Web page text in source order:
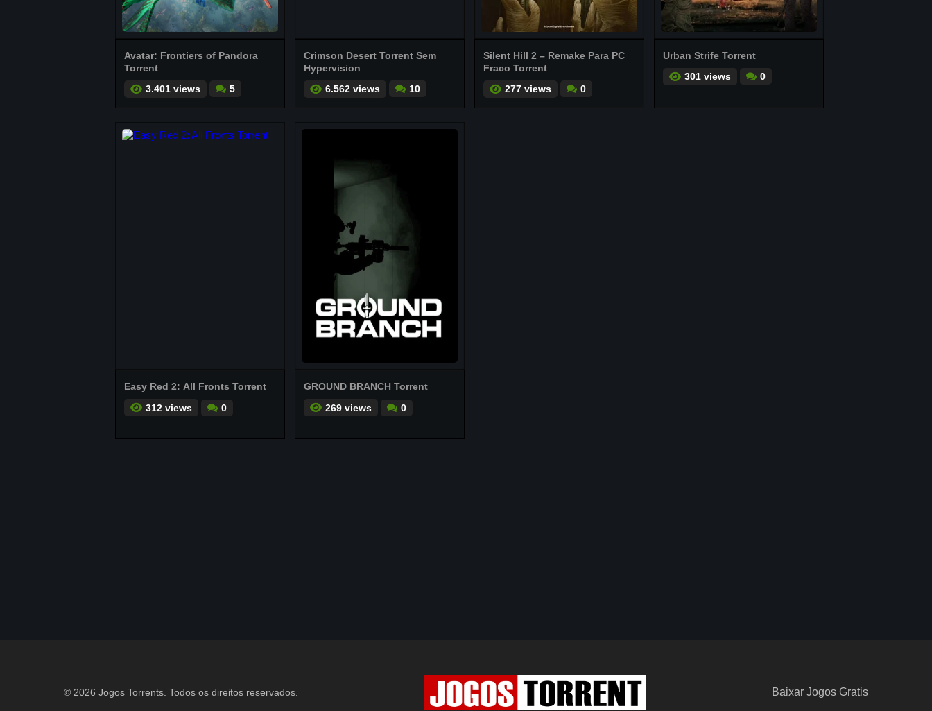
Avatar: Frontiers of Pandora
Torrent
3.401 views
5
Crimson Desert Torrent Sem
Hypervision
6.562 views
10
Silent Hill 2 – Remake Para PC
Fraco Torrent
277 views
0
Urban Strife Torrent
301 views
0
Easy Red 2: All Fronts Torrent
312 views
0
GROUND BRANCH Torrent
269 views
0
© 2026 Jogos Torrents. Todos os direitos reservados. Baixar Jogos Gratis